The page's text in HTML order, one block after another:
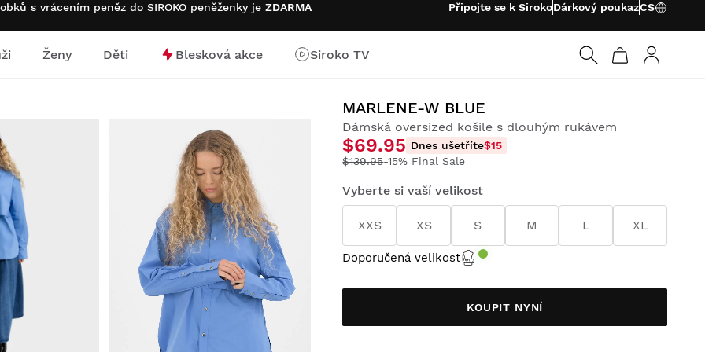
s vrácením peněz do SIROKO peněženky je ZDARMA Připojte se k SirokoDárkový poukazCS
Ženy Děti Blesková akce
Siroko TV
MARLENE-W BLUE
Dámská oversized košile s dlouhým rukávem
$69.95 Dnes ušetříte$15
$139.95-15% Final Sale
Vyberte si vaší velikost
XXS XS S M L XL
Doporučená velikost
KOUPIT NYNÍ